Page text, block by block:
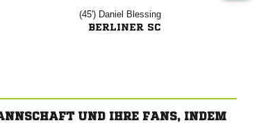
(45')  
BERLINER SC
UND IHRE FANS, INDEM